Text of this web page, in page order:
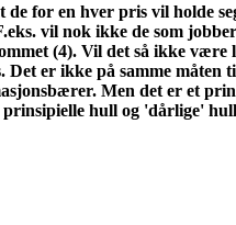
for en hver pris vil holde
vil nok ikke de som
(4). Vil det så ikke være
er ikke på samme måten
Men det er et
hull og 'dårlige'